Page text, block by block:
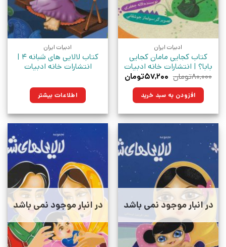
ادبیات ایران
کتاب کجایی مامان کجایی
بابا؟ | انتشارات خانه ادبیات
۸۰,۰۰۰تومان قیمت
۸۰,۰۰۰تومان
بود.
۵۷,۲۰۰تومانقیمت
فعلی:
افزودن به سبد خرید
ادبیات ایران
کتاب لالایی های شبانه 4 |
انتشارات خانه ادبیات
اطلاعات بیشتر
در انبار موجود نمی باشد در انبار موجود نمی باشد